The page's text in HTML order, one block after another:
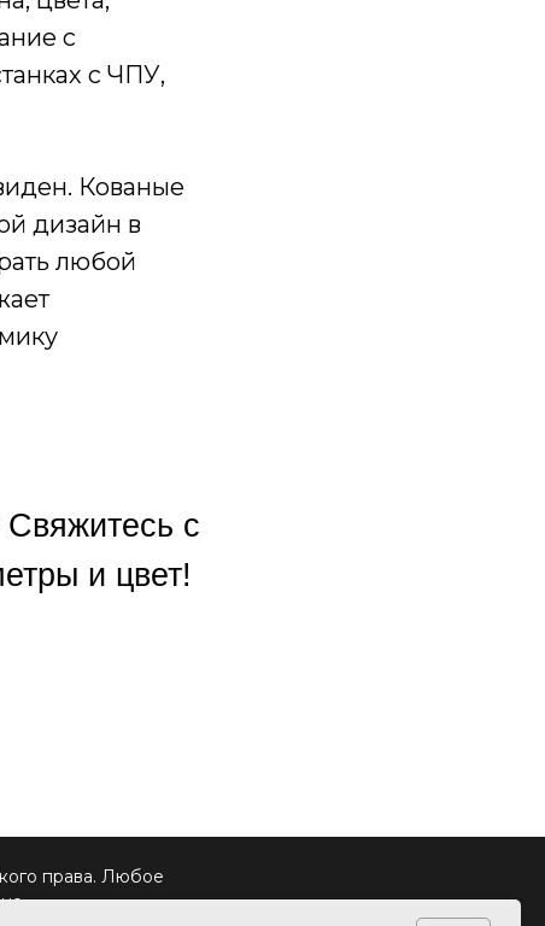
с
с ЧПУ,
Кованые
дизайн в
любой
Свяжитесь с
и цвет!
права. Любое